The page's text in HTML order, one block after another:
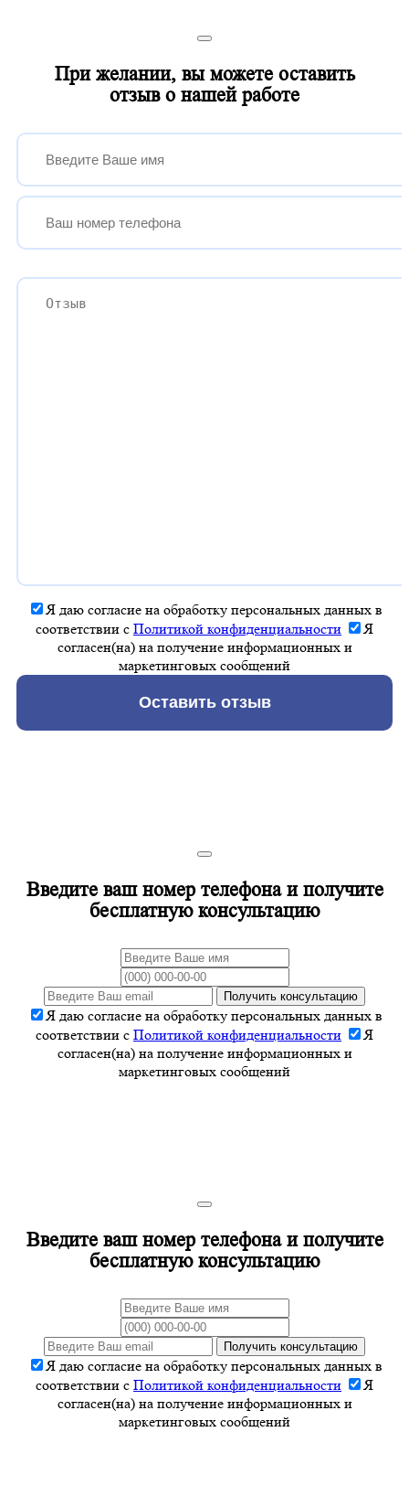
При желании, вы можете оставить
отзыв о нашей работе
Я даю согласие на обработку персональных данных в
соответствии с Политикой конфиденциальности
Я
согласен(на) на получение информационных и
маркетинговых сообщений
Оставить отзыв
Введите ваш номер телефона и получите
бесплатную консультацию
Получить консультацию
Я даю согласие на обработку персональных данных в
соответствии с Политикой конфиденциальности
Я
согласен(на) на получение информационных и
маркетинговых сообщений
Введите ваш номер телефона и получите
бесплатную консультацию
Получить консультацию
Я даю согласие на обработку персональных данных в
соответствии с Политикой конфиденциальности
Я
согласен(на) на получение информационных и
маркетинговых сообщений